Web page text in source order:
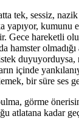
tek, sessiz,
yapıyor,
hareketli
hamster
duyuyorduysa,
içinde
bir süre ses
görme
atlatana kadar